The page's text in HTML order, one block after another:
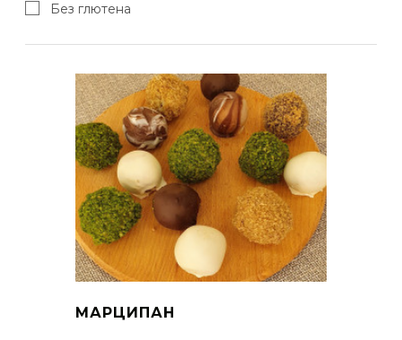
Без глютена
МАРЦИПАН